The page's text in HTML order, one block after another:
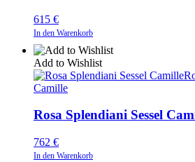
615 €
In den Warenkorb
Add to Wishlist
Camille
Rosa Splendiani Sessel
762 €
In den Warenkorb